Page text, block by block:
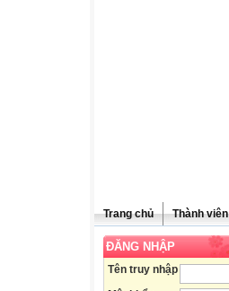
Trang chủ Thành viên
ĐĂNG NHẬP
Tên truy nhập